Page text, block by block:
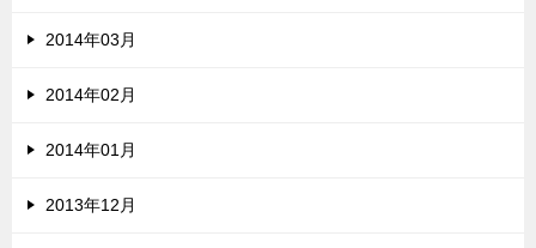
2014年03月
2014年02月
2014年01月
2013年12月